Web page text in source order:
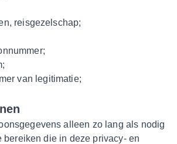
reisgezelschap;
van legitimatie;
alleen zo lang als nodig
bereiken die in deze privacy- en